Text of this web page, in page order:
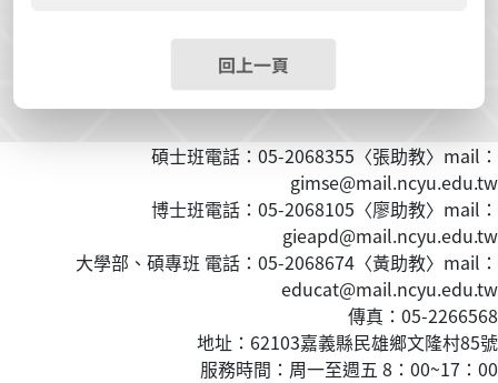
回上一頁
碩士班電話：05-2068355〈張助教〉mail：
gimse@mail.ncyu.edu.tw
博士班電話：05-2068105〈廖助教〉mail：
gieapd@mail.ncyu.edu.tw
大學部、碩專班 電話：05-2068674〈黃助教〉mail：
educat@mail.ncyu.edu.tw
傳真：05-2266568
地址：62103嘉義縣民雄鄉文隆村85號
服務時間：周一至週五 8：00~17：00